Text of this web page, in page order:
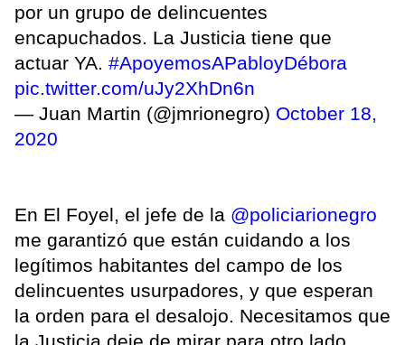
por un grupo de delincuentes
encapuchados. La Justicia tiene que
actuar YA. #ApoyemosAPabloyDébora
pic.twitter.com/uJy2XhDn6n
— Juan Martin (@jmrionegro) October 18,
2020
En El Foyel, el jefe de la @policiarionegro
me garantizó que están cuidando a los
legítimos habitantes del campo de los
delincuentes usurpadores, y que esperan
la orden para el desalojo. Necesitamos que
la Justicia deje de mirar para otro lado.